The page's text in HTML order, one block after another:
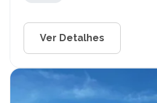
Ver Detalhes